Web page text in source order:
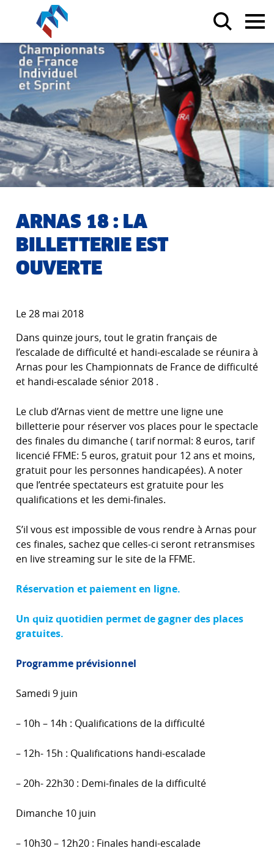
ARNAS 18 : LA
BILLETTERIE EST
OUVERTE
Le 28 mai 2018
Dans quinze jours, tout le gratin français de
l’escalade de difficulté et handi-escalade se réunira à
Arnas pour les Championnats de France de difficulté
et handi-escalade sénior 2018 .
Le club d’Arnas vient de mettre une ligne une
billetterie pour réserver vos places pour le spectacle
des finales du dimanche ( tarif normal: 8 euros, tarif
licencié FFME: 5 euros, gratuit pour 12 ans et moins,
gratuit pour les personnes handicapées). A noter
que l’entrée spectateurs est gratuite pour les
qualifications et les demi-finales.
S’il vous est impossible de vous rendre à Arnas pour
ces finales, sachez que celles-ci seront retransmises
en live streaming sur le site de la FFME.
Réservation et paiement en ligne.
Un quiz quotidien permet de gagner des places
gratuites.
Programme prévisionnel
Samedi 9 juin
– 10h – 14h : Qualifications de la difficulté
– 12h- 15h : Qualifications handi-escalade
– 20h- 22h30 : Demi-finales de la difficulté
Dimanche 10 juin
– 10h30 – 12h20 : Finales handi-escalade